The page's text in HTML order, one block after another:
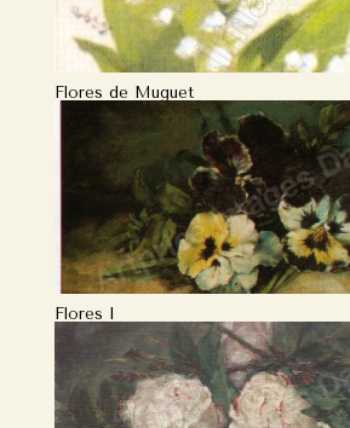
Flores de Muguet
Flores I